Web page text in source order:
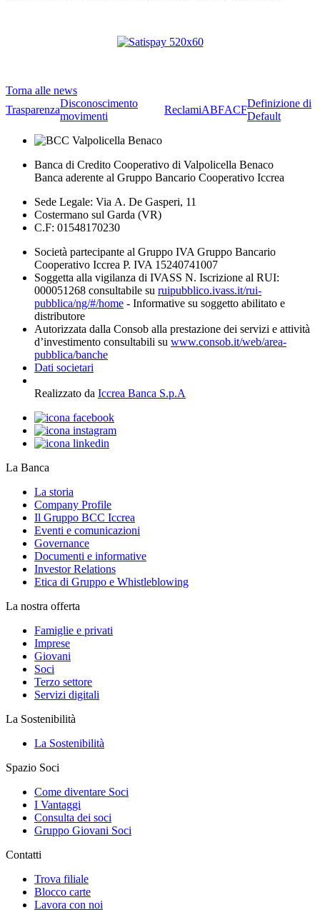
Torna alle news
Trasparenza
Disconoscimento
movimenti
ReclamiABFACF
Definizione di
Default
Banca di Credito Cooperativo di Valpolicella Benaco
Banca aderente al Gruppo Bancario Cooperativo Iccrea
Sede Legale: Via A. De Gasperi, 11
Costermano sul Garda (VR)
C.F: 01548170230
Società partecipante al Gruppo IVA Gruppo Bancario
Cooperativo Iccrea P. IVA 15240741007
Soggetta alla vigilanza di IVASS N. Iscrizione al RUI:
000051268 consultabile su ruipubblico.ivass.it/rui-
pubblica/ng/#/home - Informative su soggetto abilitato e
distributore
Autorizzata dalla Consob alla prestazione dei servizi e attività
d’investimento consultabili su www.consob.it/web/area-
pubblica/banche
Dati societari
Realizzato da Iccrea Banca S.p.A
La Banca
La storia
Company Profile
Il Gruppo BCC Iccrea
Eventi e comunicazioni
Governance
Documenti e informative
Investor Relations
Etica di Gruppo e Whistleblowing
La nostra offerta
Famiglie e privati
Imprese
Giovani
Soci
Terzo settore
Servizi digitali
La Sostenibilità
La Sostenibilità
Spazio Soci
Come diventare Soci
I Vantaggi
Consulta dei soci
Gruppo Giovani Soci
Contatti
Trova filiale
Blocco carte
Lavora con noi